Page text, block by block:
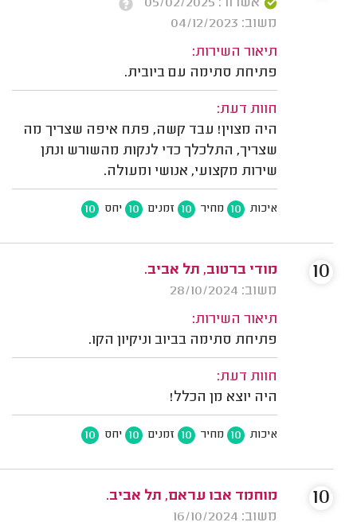
משוב: 04/12/2023
תיאור השירות:
פתיחת סתימה עם ביובית.
חוות דעת:
היה מצוין! עבד קשה, פתח איפה שצריך מה
שצריך, התלכלך כדי לנקות מהשורש ונתן
שירות מקצועי, אנושי ומעולה.
איכות 10 מחיר 10 זמנים 10 יחס 10
מודי ברטוב, תל אביב.
משוב: 28/10/2024
תיאור השירות:
פתיחת סתימה בביוב וניקיון הקו.
חוות דעת:
היה יוצא מן הכלל!
איכות 10 מחיר 10 זמנים 10 יחס 10
10
מוחמד אבו עראם, תל אביב.
משוב: 16/10/2024
10